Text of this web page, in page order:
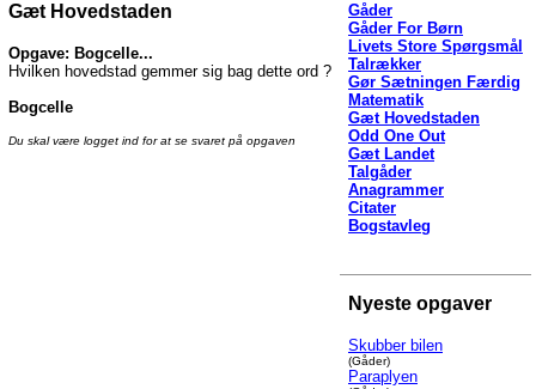
Gæt Hovedstaden
Opgave: Bogcelle...
Hvilken hovedstad gemmer sig bag dette ord ?
Bogcelle
Du skal være logget ind for at se svaret på opgaven
Gåder
Gåder For Børn
Livets Store Spørgsmål
Talrækker
Gør Sætningen Færdig
Matematik
Gæt Hovedstaden
Odd One Out
Gæt Landet
Talgåder
Anagrammer
Citater
Bogstavleg
Nyeste opgaver
Skubber bilen
(Gåder)
Paraplyen